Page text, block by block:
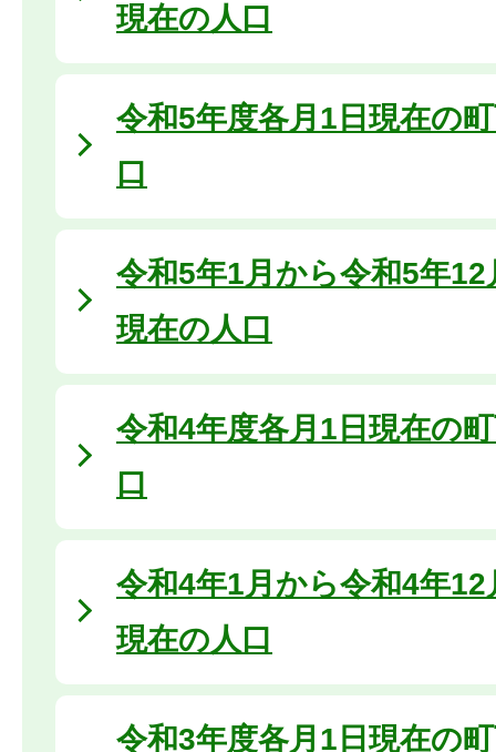
現在の人口
令和5年度各月1日現在の
口
令和5年1月から令和5年
現在の人口
令和4年度各月1日現在の
口
令和4年1月から令和4年
現在の人口
令和3年度各月1日現在の